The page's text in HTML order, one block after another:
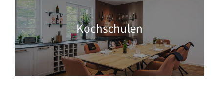
Kochschulen